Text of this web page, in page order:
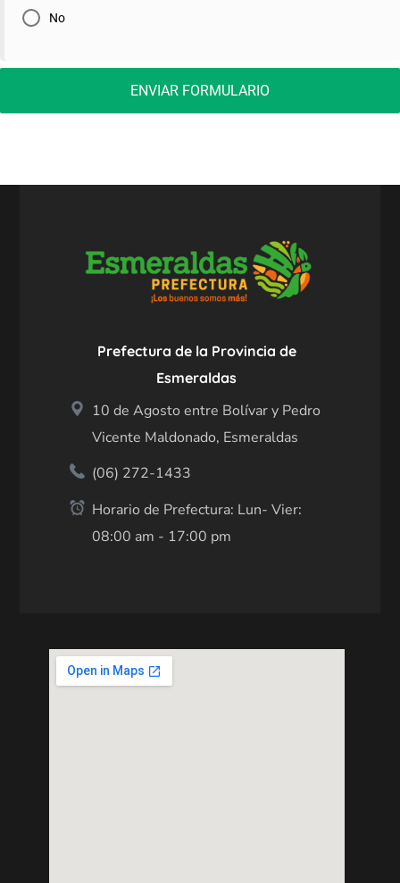
No
ENVIAR FORMULARIO
Prefectura de la Provincia de
Esmeraldas
10 de Agosto entre Bolívar y Pedro
Vicente Maldonado, Esmeraldas
(06) 272-1433
Horario de Prefectura: Lun- Vier:
08:00 am - 17:00 pm